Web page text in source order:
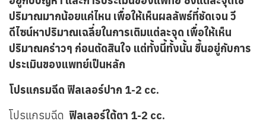
ปริมาณมากน้อยแค่ไหน เพื่อให้เห็นผลลัพธ์ที่ชัดเจน วี
ดีไซน์หาปริมาณเฉลี่ยในการเติมแต่ละจุด เพื่อให้เห็น
ปริมาณคร่าวๆ ก่อนตัดสินใจ แต่ทั้งนี้ทั้งนั้น ขึ้นอยู่กับการ
ประเมินของแพทย์เป็นหลัก
โปรแกรมฉีด ฟิลเลอร์ปาก 1-2 cc.
โปรแกรมฉีด ฟิลเลอร์ใต้ตา 1-2 cc.